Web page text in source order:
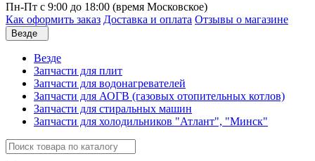
Пн-Пт с 9:00 до 18:00 (время Московское)
Как оформить заказ Доставка и оплата Отзывы о магазине
Везде
Везде
Запчасти для плит
Запчасти для водонагревателей
Запчасти для АОГВ (газовых отопительных котлов)
Запчасти для стиральных машин
Запчасти для холодильников "Атлант", "Минск"